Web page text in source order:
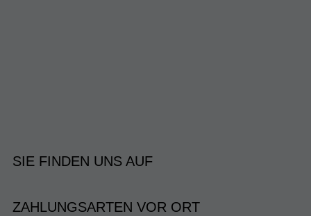
SIE FINDEN UNS AUF
ZAHLUNGSARTEN VOR ORT